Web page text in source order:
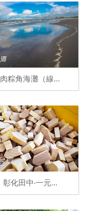
肉粽角海灘（線...
彰化田中‧一元...